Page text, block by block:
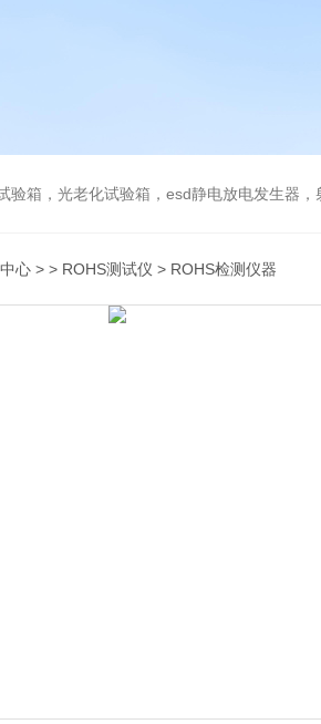
验箱，光老化试验箱，esd静电放电发生器
心 > > ROHS测试仪 > ROHS检测仪器